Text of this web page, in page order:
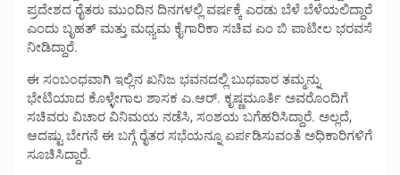
ಪ್ರದೇಶದ ರೈತರು ಮುಂದಿನ ದಿನಗಳಲ್ಲಿ ವರ್ಷಕ್ಕೆ ಎರಡು‌‌ ಬೆಳೆ ಬೆಳೆಯಲಿದ್ದಾರೆ
ಎಂದು ಬೃಹತ್ ಮತ್ತು ಮಧ್ಯಮ ಕೈಗಾರಿಕಾ ಸಚಿವ ಎಂ ಬಿ ಪಾಟೀಲ ಭರವಸೆ
ನೀಡಿದ್ದಾರೆ.
ಈ ಸಂಬಂಧವಾಗಿ ಇಲ್ಲಿನ ಖನಿಜ ಭವನದಲ್ಲಿ ಬುಧವಾರ ತಮ್ಮನ್ನು
ಭೇಟಿಯಾದ ಕೊಳ್ಳೇಗಾಲ ಶಾಸಕ ಎ.ಆರ್. ಕೃಷ್ಣಮೂರ್ತಿ ಅವರೊಂದಿಗೆ
ಸಚಿವರು ವಿಚಾರ ವಿನಿಮಯ ನಡೆಸಿ, ಸಂಶಯ ಬಗೆಹರಿಸಿದ್ದಾರೆ. ಅಲ್ಲದೆ,
ಆದಷ್ಟು ಬೇಗನೆ ಈ ಬಗ್ಗೆ ರೈತರ ಸಭೆಯನ್ನೂ ಏರ್ಪಡಿಸುವಂತೆ ಅಧಿಕಾರಿಗಳಿಗೆ
ಸೂಚಿಸಿದ್ದಾರೆ.